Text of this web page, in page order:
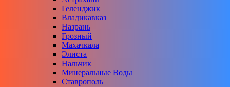
Геленджик
Владикавказ
Назрань
Грозный
Махачкала
Элиста
Нальчик
Минеральные Воды
Ставрополь